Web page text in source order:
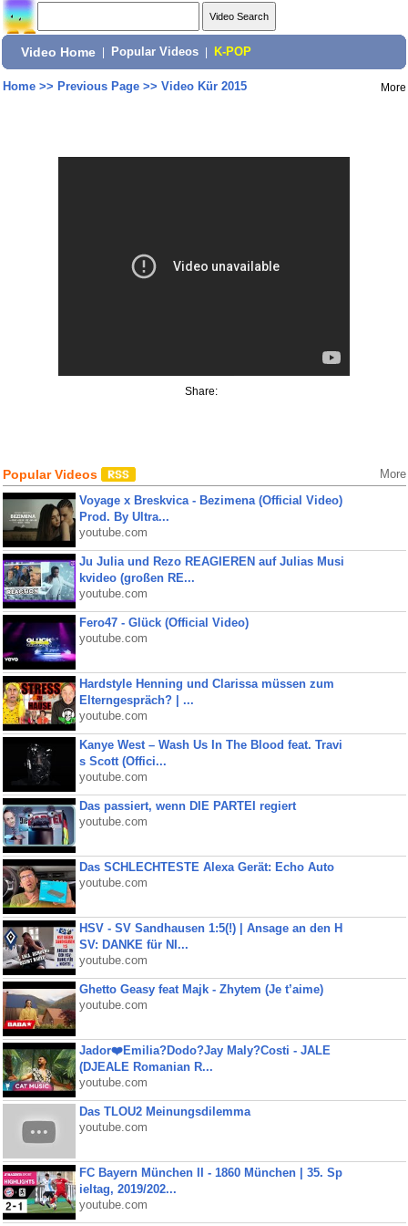
Video Home Popular Videos K-POP
Home>> Previous Page>> Video Kür 2015 More
Share:
Popular Videos More
Voyage x Breskvica - Bezimena (Official Video)
Prod. By Ultra...
youtube.com
Ju Julia und Rezo REAGIEREN auf Julias Musi
kvideo (großen RE...
youtube.com
Fero47 - Glück (Official Video)
youtube.com
Hardstyle Henning und Clarissa müssen zum
Elterngespräch? | ...
youtube.com
Kanye West – Wash Us In The Blood feat. Travi
s Scott (Offici...
youtube.com
Das passiert, wenn DIE PARTEI regiert
youtube.com
Das SCHLECHTESTE Alexa Gerät: Echo Auto
youtube.com
HSV - SV Sandhausen 1:5(!) | Ansage an den H
SV: DANKE für NI...
youtube.com
Ghetto Geasy feat Majk - Zhytem (Je t’aime)
youtube.com
Jador❤️Emilia?Dodo?Jay Maly?Costi - JALE
(DJEALE Romanian R...
youtube.com
Das TLOU2 Meinungsdilemma
youtube.com
FC Bayern München II - 1860 München | 35. Sp
ieltag, 2019/202...
youtube.com